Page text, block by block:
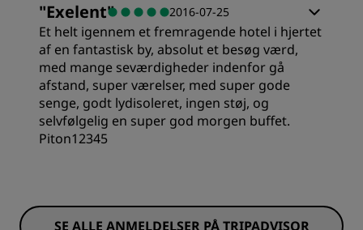
"Exelent" 2016-07-25
Et helt igennem et fremragende hotel i hjertet
af en fantastisk by, absolut et besøg værd,
med mange seværdigheder indenfor gå
afstand, super værelser, med super gode
senge, godt lydisoleret, ingen støj, og
selvfølgelig en super god morgen buffet.
Piton12345
SE ALLE ANMELDELSER PÅ TRIPADVISOR